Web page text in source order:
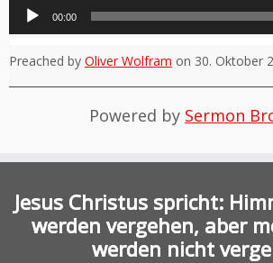
Audio-
Player
00:00
Preached by Oliver Wolfram on 30. Oktober
Powered by Sermon
Jesus Christus spricht:
werden vergehen, aber
werden nicht